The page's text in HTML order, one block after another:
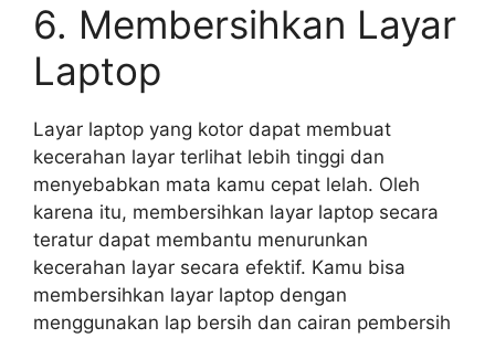
6. Membersihkan Layar
Laptop
Layar laptop yang kotor dapat membuat
kecerahan layar terlihat lebih tinggi dan
menyebabkan mata kamu cepat lelah. Oleh
karena itu, membersihkan layar laptop secara
teratur dapat membantu menurunkan
kecerahan layar secara efektif. Kamu bisa
membersihkan layar laptop dengan
menggunakan lap bersih dan cairan pembersih